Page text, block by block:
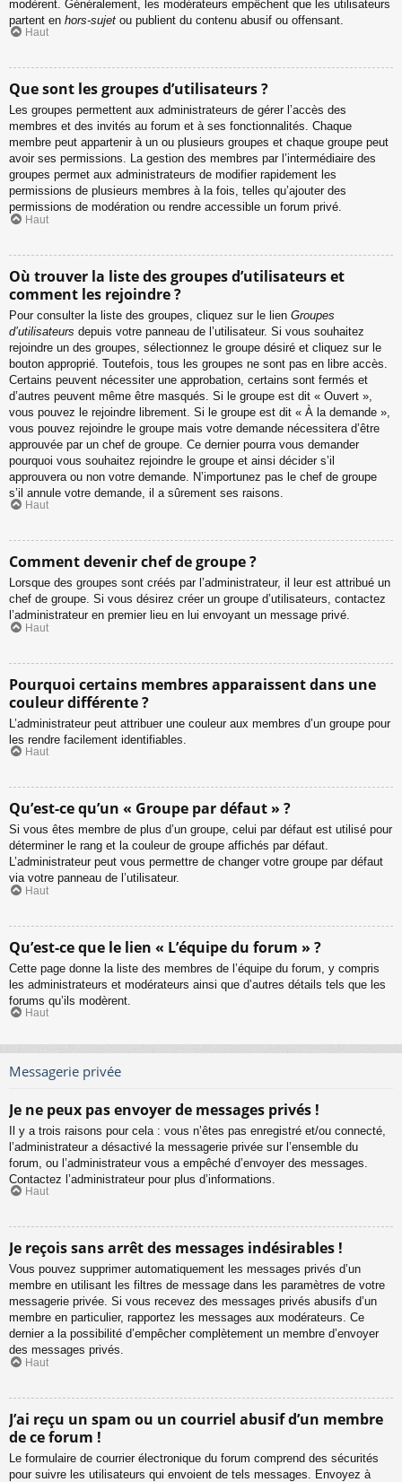
modèrent. Généralement, les modérateurs empêchent que les utilisateurs
partent en hors-sujet ou publient du contenu abusif ou offensant.
Haut
Que sont les groupes d’utilisateurs ?
Les groupes permettent aux administrateurs de gérer l’accès des
membres et des invités au forum et à ses fonctionnalités. Chaque
membre peut appartenir à un ou plusieurs groupes et chaque groupe peut
avoir ses permissions. La gestion des membres par l’intermédiaire des
groupes permet aux administrateurs de modifier rapidement les
permissions de plusieurs membres à la fois, telles qu’ajouter des
permissions de modération ou rendre accessible un forum privé.
Haut
Où trouver la liste des groupes d’utilisateurs et
comment les rejoindre ?
Pour consulter la liste des groupes, cliquez sur le lien Groupes
d’utilisateurs depuis votre panneau de l’utilisateur. Si vous souhaitez
rejoindre un des groupes, sélectionnez le groupe désiré et cliquez sur le
bouton approprié. Toutefois, tous les groupes ne sont pas en libre accès.
Certains peuvent nécessiter une approbation, certains sont fermés et
d’autres peuvent même être masqués. Si le groupe est dit « Ouvert »,
vous pouvez le rejoindre librement. Si le groupe est dit « À la demande »,
vous pouvez rejoindre le groupe mais votre demande nécessitera d’être
approuvée par un chef de groupe. Ce dernier pourra vous demander
pourquoi vous souhaitez rejoindre le groupe et ainsi décider s’il
approuvera ou non votre demande. N’importunez pas le chef de groupe
s’il annule votre demande, il a sûrement ses raisons.
Haut
Comment devenir chef de groupe ?
Lorsque des groupes sont créés par l’administrateur, il leur est attribué un
chef de groupe. Si vous désirez créer un groupe d’utilisateurs, contactez
l’administrateur en premier lieu en lui envoyant un message privé.
Haut
Pourquoi certains membres apparaissent dans une
couleur différente ?
L’administrateur peut attribuer une couleur aux membres d’un groupe pour
les rendre facilement identifiables.
Haut
Qu’est-ce qu’un « Groupe par défaut » ?
Si vous êtes membre de plus d’un groupe, celui par défaut est utilisé pour
déterminer le rang et la couleur de groupe affichés par défaut.
L’administrateur peut vous permettre de changer votre groupe par défaut
via votre panneau de l’utilisateur.
Haut
Qu’est-ce que le lien « L’équipe du forum » ?
Cette page donne la liste des membres de l’équipe du forum, y compris
les administrateurs et modérateurs ainsi que d’autres détails tels que les
forums qu’ils modèrent.
Haut
Messagerie privée
Je ne peux pas envoyer de messages privés !
Il y a trois raisons pour cela : vous n’êtes pas enregistré et/ou connecté,
l’administrateur a désactivé la messagerie privée sur l’ensemble du
forum, ou l’administrateur vous a empêché d’envoyer des messages.
Contactez l’administrateur pour plus d’informations.
Haut
Je reçois sans arrêt des messages indésirables !
Vous pouvez supprimer automatiquement les messages privés d’un
membre en utilisant les filtres de message dans les paramètres de votre
messagerie privée. Si vous recevez des messages privés abusifs d’un
membre en particulier, rapportez les messages aux modérateurs. Ce
dernier a la possibilité d’empêcher complètement un membre d’envoyer
des messages privés.
Haut
J’ai reçu un spam ou un courriel abusif d’un membre
de ce forum !
Le formulaire de courrier électronique du forum comprend des sécurités
pour suivre les utilisateurs qui envoient de tels messages. Envoyez à